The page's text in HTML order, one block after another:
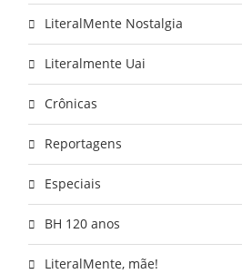
LiteralMente Nostalgia
Literalmente Uai
Crônicas
Reportagens
Especiais
BH 120 anos
LiteralMente, mãe!